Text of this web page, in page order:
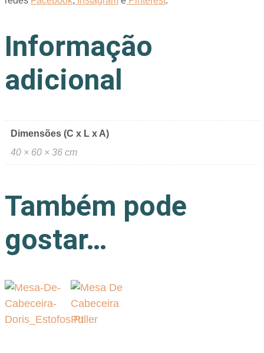
Informação
adicional
Dimensões (C x L x A)
40 × 60 × 36 cm
Também pode
gostar…